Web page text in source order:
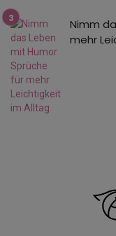
Nimm
mehr